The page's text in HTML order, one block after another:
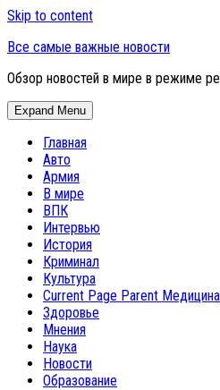
Skip to content
Все самые важные новости
Обзор новостей в мире в режиме
Expand Menu
Главная
Авто
Армия
В мире
ВПК
Интервью
История
Криминал
Культура
Current Page Parent Медицина
Здоровье
Мнения
Наука
Новости
Образование